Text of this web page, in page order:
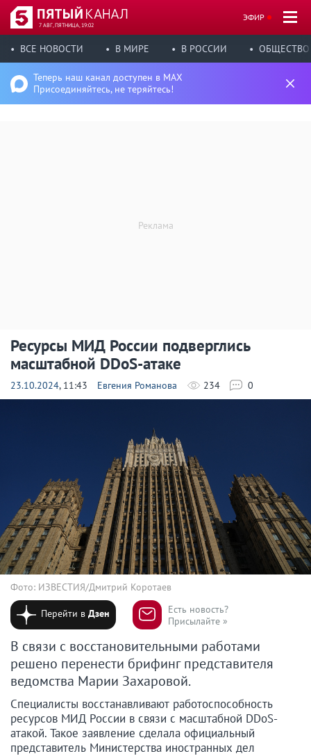
7 АВГ, ПЯТНИЦА, 19:02
ЭФИР
ВСЕ НОВОСТИ В МИРЕ В РОССИИ ОБЩЕСТВО
Теперь наш канал доступен в MAX
Присоединяйтесь, не теряйтесь!
Ресурсы МИД России подверглись
масштабной DDoS-атаке
23.10.2024, 11:43 Евгения Романова 234 0
Фото: ИЗВЕСТИЯ/Дмитрий Коротаев
Перейти вДзен
Есть новость?
Присылайте »
В связи с восстановительными работами
решено перенести брифинг представителя
ведомства Марии Захаровой.
Специалисты восстанавливают работоспособность
ресурсов МИД России в связи с масштабной DDoS-
атакой. Такое заявление сделала официальный
представитель Министерства иностранных дел